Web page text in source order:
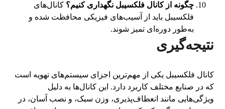
چگونه از کانال فلکسیبل نگهداری کنیم؟ کانال‌های
فلکسیبل باید از آسیب‌های فیزیکی محافظت شده و
به‌طور دوره‌ای تمیز شوند.
نتیجه‌گیری
کانال فلکسیبل یکی از مهم‌ترین اجزای سیستم‌های تهویه است
که در صنایع مختلف کاربرد دارد. این کانال‌ها به دلیل
ویژگی‌هایی مانند انعطاف‌پذیری، وزن سبک، و نصب آسان، در